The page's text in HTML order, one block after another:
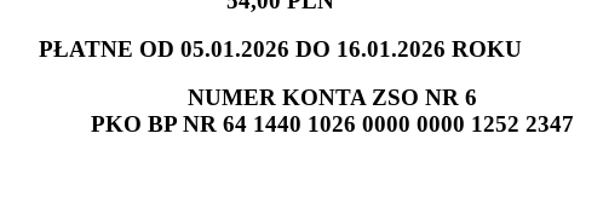
PŁATNE OD 05.01.2026 DO 16.01.2026 ROKU
NUMER KONTA ZSO NR 6
PKO BP NR 64 1440 1026 0000 0000 1252 2347